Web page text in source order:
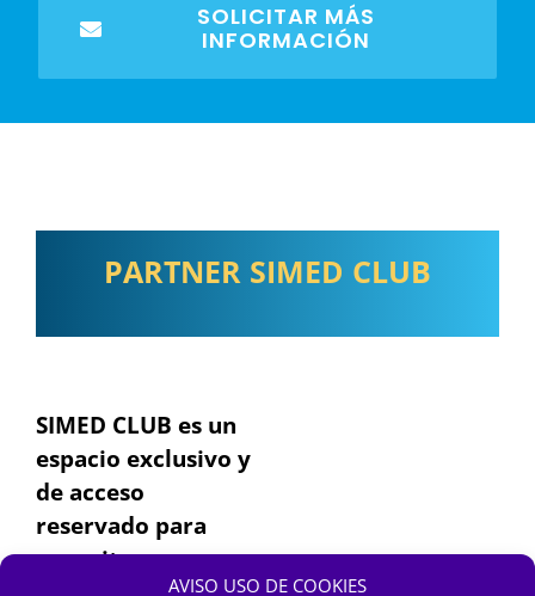
AVISO USO DE COOKIES
SOLICITAR MÁS
INFORMACIÓN
PARTNER SIMED CLUB
SIMED CLUB es un
espacio exclusivo y
de acceso
reservado para
expositores,